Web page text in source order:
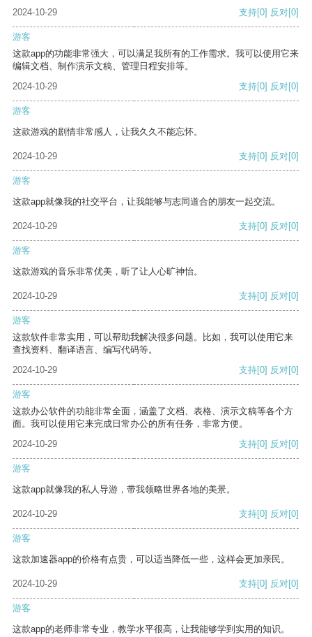
2024-10-29 支持[0] 反对[0]
游客
这款app的功能非常强大，可以满足我所有的工作需求。我可以使用它来
编辑文档、制作演示文稿、管理日程安排等。
2024-10-29
支持[0] 反对[0]
游客
这款游戏的剧情非常感人，让我久久不能忘怀。
2024-10-29 支持[0] 反对[0]
游客
这款app就像我的社交平台，让我能够与志同道合的朋友一起交流。
2024-10-29 支持[0] 反对[0]
游客
这款游戏的音乐非常优美，听了让人心旷神怡。
2024-10-29 支持[0] 反对[0]
游客
这款软件非常实用，可以帮助我解决很多问题。比如，我可以使用它来
查找资料、翻译语言、编写代码等。
2024-10-29
支持[0] 反对[0]
游客
这款办公软件的功能非常全面，涵盖了文档、表格、演示文稿等各个方
面。我可以使用它来完成日常办公的所有任务，非常方便。
2024-10-29
支持[0] 反对[0]
游客
这款app就像我的私人导游，带我领略世界各地的美景。
2024-10-29 支持[0] 反对[0]
游客
这款加速器app的价格有点贵，可以适当降低一些，这样会更加亲民。
2024-10-29 支持[0] 反对[0]
游客
这款app的老师非常专业，教学水平很高，让我能够学到实用的知识。